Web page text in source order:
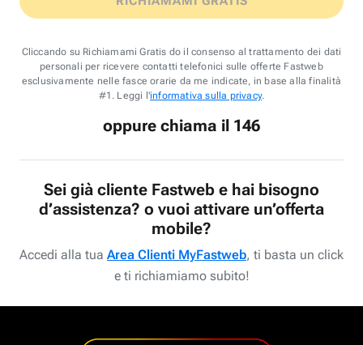
Cliccando su Richiamami Gratis do il consenso al trattamento dei dati
personali per ricevere contatti telefonici sulle offerte Fastweb
esclusivamente nelle fasce orarie da me indicate, in base alla finalità
#1. Leggi l'informativa sulla privacy.
oppure chiama il 146
Sei già cliente Fastweb e hai bisogno
d’assistenza? o vuoi attivare un’offerta
mobile?
Accedi alla tua Area Clienti MyFastweb, ti basta un click
e ti richiamiamo subito!